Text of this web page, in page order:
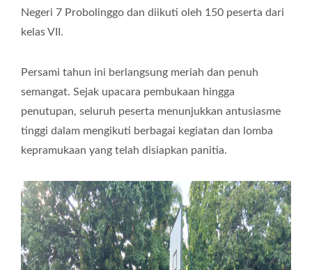
Negeri 7 Probolinggo dan diikuti oleh 150 peserta dari
kelas VII.
Persami tahun ini berlangsung meriah dan penuh
semangat. Sejak upacara pembukaan hingga
penutupan, seluruh peserta menunjukkan antusiasme
tinggi dalam mengikuti berbagai kegiatan dan lomba
kepramukaan yang telah disiapkan panitia.